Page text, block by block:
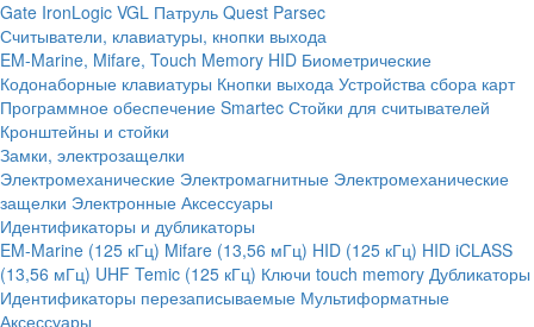
Gate IronLogic VGL Патруль Quest Parsec
Считыватели, клавиатуры, кнопки выхода
EM-Marine, Mifare, Touch Memory HID Биометрические
Кодонаборные клавиатуры Кнопки выхода Устройства сбора карт
Программное обеспечение Smartec Стойки для считывателей
Кронштейны и стойки
Замки, электрозащелки
Электромеханические Электромагнитные Электромеханические
защелки Электронные Аксессуары
Идентификаторы и дубликаторы
EM-Marine (125 кГц) Mifare (13,56 мГц) HID (125 кГц) HID iCLASS
(13,56 мГц) UHF Temic (125 кГц) Ключи touch memory Дубликаторы
Идентификаторы перезаписываемые Мультиформатные
Аксессуары